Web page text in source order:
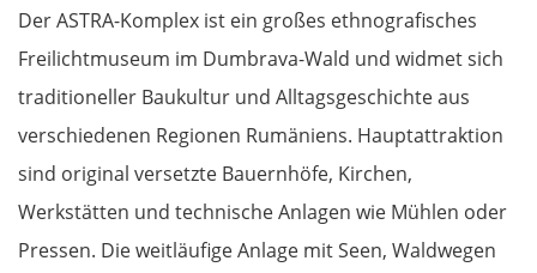
Der ASTRA-Komplex ist ein großes ethnografisches
Freilichtmuseum im Dumbrava-Wald und widmet sich
traditioneller Baukultur und Alltagsgeschichte aus
verschiedenen Regionen Rumäniens. Hauptattraktion
sind original versetzte Bauernhöfe, Kirchen,
Werkstätten und technische Anlagen wie Mühlen oder
Pressen. Die weitläufige Anlage mit Seen, Waldwegen